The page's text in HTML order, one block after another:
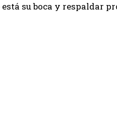
su boca y respaldar